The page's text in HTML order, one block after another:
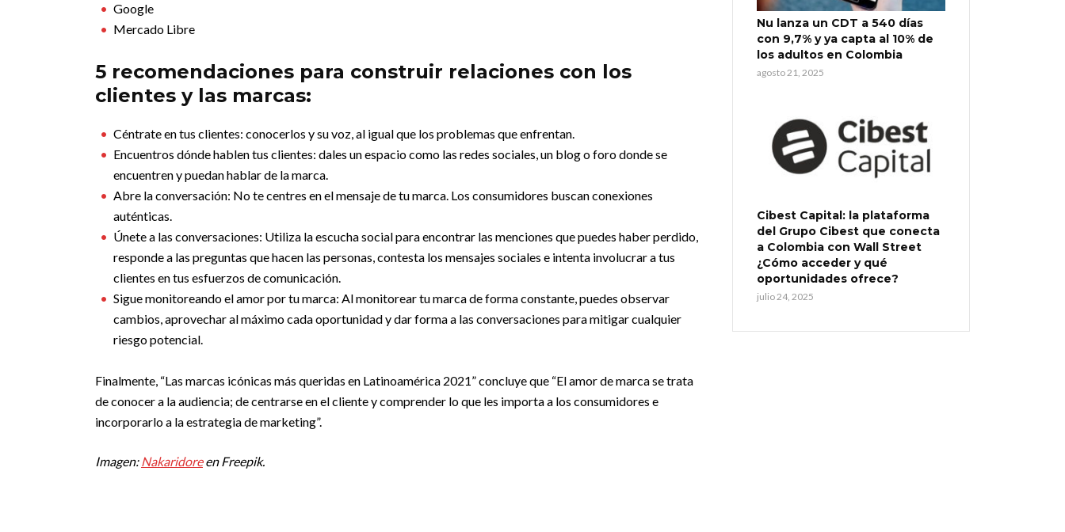
Google
Mercado Libre
5 recomendaciones para construir relaciones con los
clientes y las marcas:
Céntrate en tus clientes: conocerlos y su voz, al igual que los problemas que enfrentan.
Encuentros dónde hablen tus clientes: dales un espacio como las redes sociales, un blog o foro donde se
encuentren y puedan hablar de la marca.
Abre la conversación: No te centres en el mensaje de tu marca. Los consumidores buscan conexiones
auténticas.
Únete a las conversaciones: Utiliza la escucha social para encontrar las menciones que puedes haber perdido,
responde a las preguntas que hacen las personas, contesta los mensajes sociales e intenta involucrar a tus
clientes en tus esfuerzos de comunicación.
Sigue monitoreando el amor por tu marca: Al monitorear tu marca de forma constante, puedes observar
cambios, aprovechar al máximo cada oportunidad y dar forma a las conversaciones para mitigar cualquier
riesgo potencial.
Finalmente, “Las marcas icónicas más queridas en Latinoamérica 2021” concluye que “El amor de marca se trata
de conocer a la audiencia; de centrarse en el cliente y comprender lo que les importa a los consumidores e
incorporarlo a la estrategia de marketing”.
Imagen:Nakaridoreen Freepik.
Nu lanza un CDT a 540 días
con 9,7% y ya capta al 10% de
los adultos en Colombia
agosto 21, 2025
Cibest Capital: la plataforma
del Grupo Cibest que conecta
a Colombia con Wall Street
¿Cómo acceder y qué
oportunidades ofrece?
julio 24, 2025